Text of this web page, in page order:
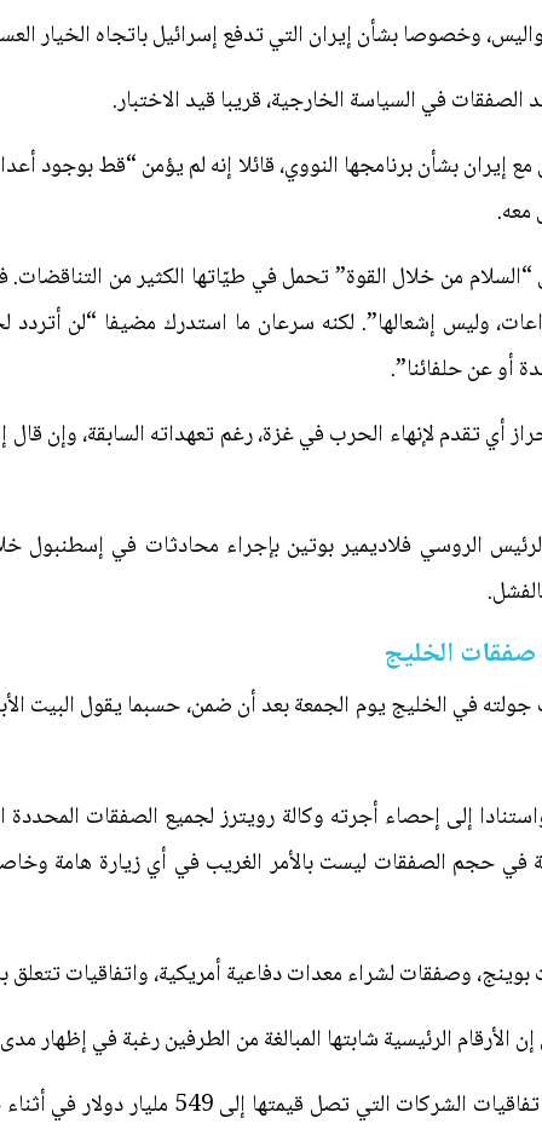
وخصوصا بشأن إيران التي تدفع إسرائيل باتجاه الخيار
في السياسة الخارجية، قريبا قيد الاختبار.
إيران بشأن برنامجها النووي، قائلا إنه لم يؤمن “قط بوجود
معه.
من خلال القوة” تحمل في طيّاتها الكثير من التناقضات.
وليس إشعالها”. لكنه سرعان ما استدرك مضيفا “لن أتردد
أو عن حلفائنا”.
أي تقدم لإنهاء الحرب في غزة، رغم تعهداته السابقة، وإن
الروسي فلاديمير بوتين بإجراء محادثات في إسطنبول
صفقات الخليج
في الخليج يوم الجمعة بعد أن ضمن، حسبما يقول البيت
إلى إحصاء أجرته وكالة رويترز لجميع الصفقات المحددة
المبالغة في حجم الصفقات ليست بالأمر الغريب في أي زيارة هامة
وصفقات لشراء معدات دفاعية أمريكية، واتفاقيات تتعلق
الأرقام الرئيسية شابتها المبالغة من الطرفين رغبة في إظهار مدى
ويظهر تحليل أجرته وكالة رويترز أن